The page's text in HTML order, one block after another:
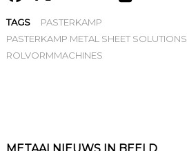
TAGS
PASTERKAMP
PASTERKAMP METAL SHEET SOLUTIONS
ROLVORMMACHINES
METAALNIEUWS IN BEELD